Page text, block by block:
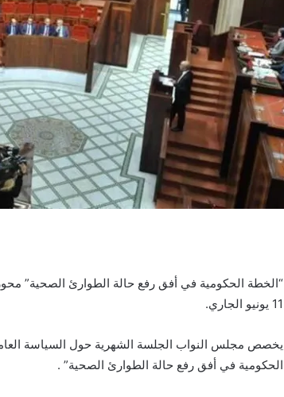
“الخطة الحكومية في أفق رفع حالة الطوارئ الصحية”
11 يونيو الجاري.
الحكومية في أفق رفع حالة الطوارئ الصحية” .